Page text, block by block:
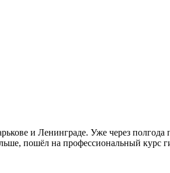
и Ленинграде. Уже через полгода
пошёл на профессиональный курс